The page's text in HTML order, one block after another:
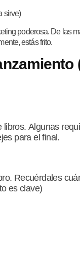
sirve)
poderosa. De las
estás frito.
libros. Algunas
para el final.
Recuérdales
es clave)